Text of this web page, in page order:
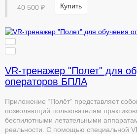
40 500 ₽ Купить
VR-тренажер "Полет" для
операторов БПЛА
Приложение “Полёт” представляет
позволяющий пользователям
беспилотными летательными
реальности. С помощью специальной